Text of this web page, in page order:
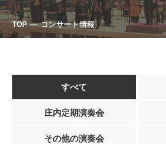
TOP コンサート情報
すべて
庄内定期演奏会
その他の演奏会